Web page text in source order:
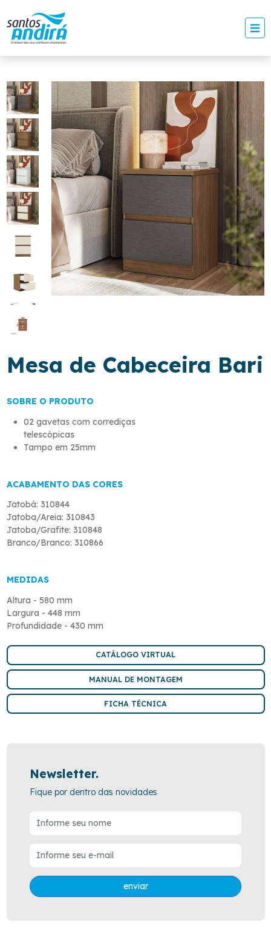
Mesa de Cabeceira Bari
SOBRE O PRODUTO
02 gavetas com corrediças
telescópicas
Tampo em 25mm
ACABAMENTO DAS CORES
Jatobá: 310844
Jatoba/Areia: 310843
Jatoba/Grafite: 310848
Branco/Branco: 310866
MEDIDAS
Altura - 580 mm
Largura - 448 mm
Profundidade - 430 mm
CATÁLOGO VIRTUAL
MANUAL DE MONTAGEM
FICHA TÉCNICA
Newsletter.
Fique por dentro das novidades
enviar